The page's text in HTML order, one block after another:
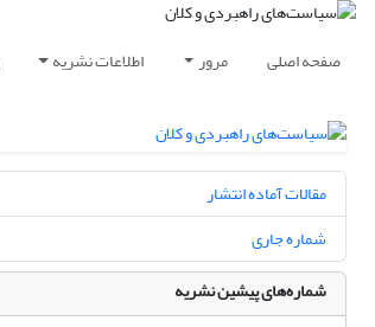
صفحه اصلی مرور اطلاعات نشریه
مقالات آماده انتشار
شماره جاری
شماره‌های پیشین نشریه